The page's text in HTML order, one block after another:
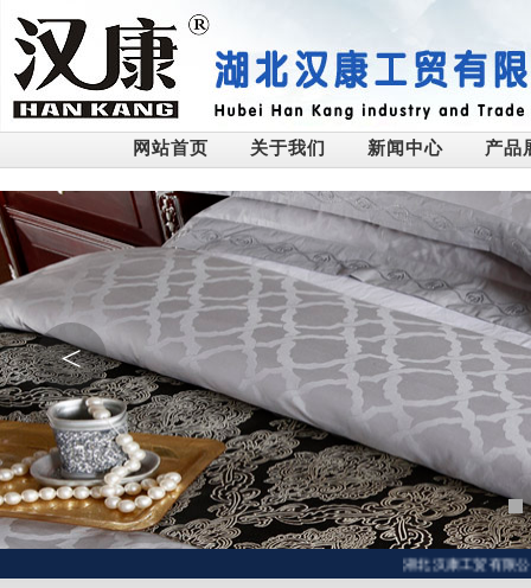
网站首页 关于我们 新闻中心 产品
<
湖北汉康工贸有限公